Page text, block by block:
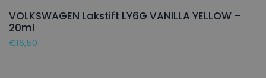
VOLKSWAGEN Lakstift LY6G VANILLA YELLOW –
20ml
€16,50